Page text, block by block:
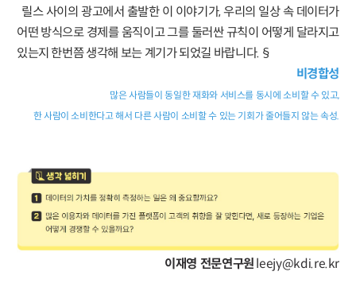
릴스 사이의 광고에서 출발한 이 이야기가, 우리의 일상 속 데이터가
어떤 방식으로 경제를 움직이고 그를 둘러싼 규칙이 어떻게 달라지고
있는지 한번쯤 생각해 보는 계기가 되었길 바랍니다.§
비경합성
많은 사람들이 동일한 재화와 서비스를 동시에 소비할 수 있고,
한 사람이 소비한다고 해서 다른 사람이 소비할 수 있는 기회가 줄어들지 않는 속성.
이재영 전문연구원 leejy@kdi.re.kr